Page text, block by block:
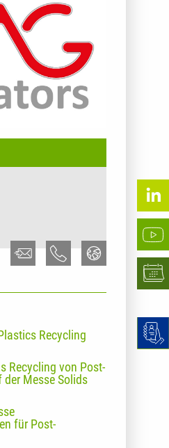
Recycling
Recycling von Post-
Messe Solids
für Post-